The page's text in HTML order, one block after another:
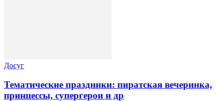
Досуг
Тематические праздники: пиратская вечеринка,
принцессы, супергерои и др